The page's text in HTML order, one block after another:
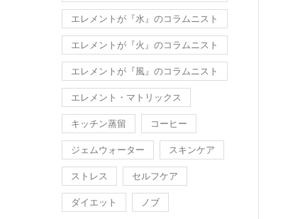
エレメントが『水』のコラムニスト
エレメントが『火』のコラムニスト
エレメントが『風』のコラムニスト
エレメント・マトリックス
キッチン蒸留 コーヒー
ジェムウォーター スキンケア
ストレス セルフケア
ダイエット ノブ